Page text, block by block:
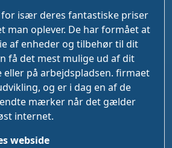
for især deres fantastiske priser
man oplever. De har formået at
af enheder og tilbehør til dit
få det mest mulige ud af dit
eller på arbejdspladsen. firmaet
og er i dag en af de
mærker når det gælder
internet.
webside